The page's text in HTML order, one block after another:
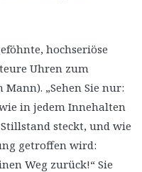
hochseriöse
Uhren zum
„Sehen Sie nur:
in jedem Innehalten
steckt, und wie
getroffen wird:
Weg zurück!“ Sie